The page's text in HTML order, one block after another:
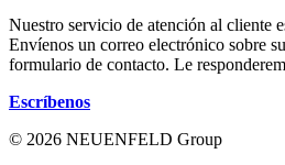
Nuestro servicio de atención al cliente
Envíenos un correo electrónico sobre
formulario de contacto. Le
Escríbenos
© 2026 NEUENFELD Group